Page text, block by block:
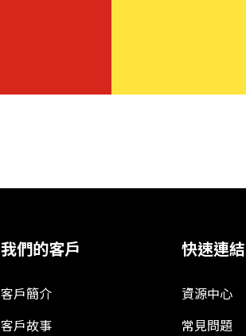
我們的客戶
客戶簡介
客戶故事
快速連結
資源中心
常見問題